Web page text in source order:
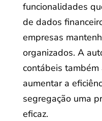
funcionalidades
de dados
empresas
organizados. A
contábeis também
aumentar a
segregação uma
eficaz.